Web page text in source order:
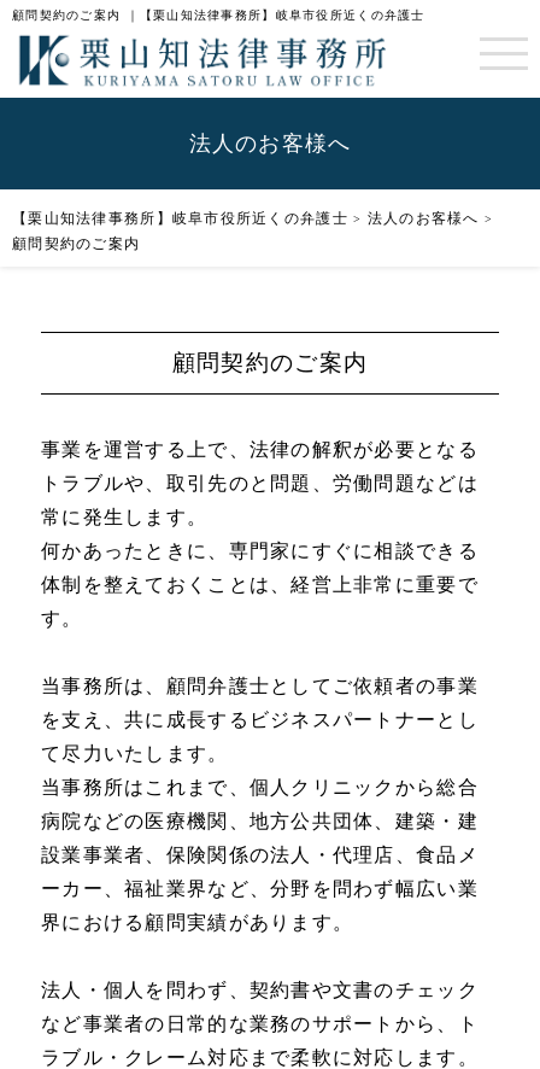
顧問契約のご案内 ｜【栗山知法律事務所】岐阜市役所近くの弁護士
法人のお客様へ
【栗山知法律事務所】岐阜市役所近くの弁護士 > 法人のお客様へ >
顧問契約のご案内
顧問契約のご案内
事業を運営する上で、法律の解釈が必要となる
トラブルや、取引先のと問題、労働問題などは
常に発生します。
何かあったときに、専門家にすぐに相談できる
体制を整えておくことは、経営上非常に重要で
す。
当事務所は、顧問弁護士としてご依頼者の事業
を支え、共に成長するビジネスパートナーとし
て尽力いたします。
当事務所はこれまで、個人クリニックから総合
病院などの医療機関、地方公共団体、建築・建
設業事業者、保険関係の法人・代理店、食品メ
ーカー、福祉業界など、分野を問わず幅広い業
界における顧問実績があります。
法人・個人を問わず、契約書や文書のチェック
など事業者の日常的な業務のサポートから、ト
ラブル・クレーム対応まで柔軟に対応します。